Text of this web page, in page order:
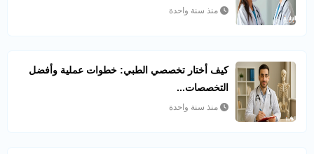
منذ سنة واحدة
كيف أختار تخصصي الطبي: خطوات عملية وأفضل
التخصصات...
منذ سنة واحدة